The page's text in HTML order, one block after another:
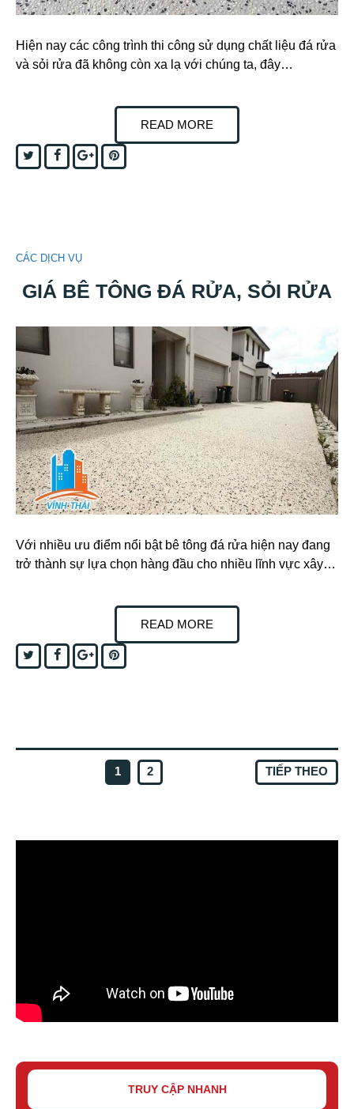
Hiện nay các công trình thi công sử dụng chất liệu đá rửa
và sỏi rửa đã không còn xa lạ với chúng ta, đây…
READ MORE
TwitterFacebookGoogle+Pinterest
CÁC DỊCH VỤ
GIÁ BÊ TÔNG ĐÁ RỬA, SỎI RỬA
Với nhiều ưu điểm nổi bật bê tông đá rửa hiện nay đang
trở thành sự lựa chọn hàng đầu cho nhiều lĩnh vực xây…
READ MORE
TwitterFacebookGoogle+Pinterest
1 2 TIẾP THEO
TRUY CẬP NHANH